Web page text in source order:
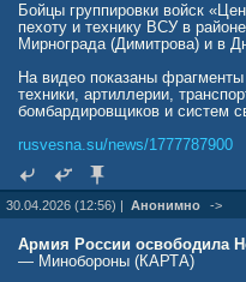
Бойцы группировки войск
пехоту и технику ВСУ в
Мирнограда (Димитрова) и в
На видео показаны
техники, артиллерии,
бомбардировщиков и систем
rusvesna.su/news/1777787900
30.04.2026 (12:56) | Анонимно ->
Армия России освободила
— Минобороны (КАРТА)